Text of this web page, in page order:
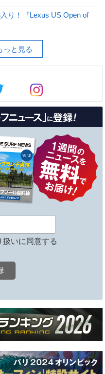
り！『Lexus US Open of
っと見る
いに同意する